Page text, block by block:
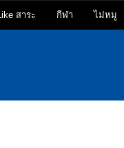
สาระ กีฬา ไม่หมู